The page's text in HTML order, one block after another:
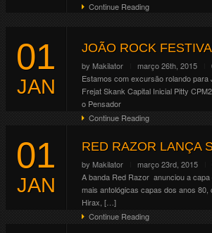
Continue Reading
01
JAN
JOÃO ROCK
by Makilator março 26th, 2015
Estamos com excursão rolando
Frejat Skank Capital Inicial Pitty
o Pensador
Continue Reading
01
JAN
RED RAZOR LANÇA
by Makilator março 23rd, 2015
A banda Red Razor anunciou a
mais antológicas capas dos anos 80,
Hirax, […]
Continue Reading